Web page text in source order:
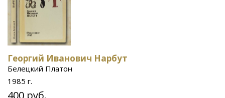
Георгий Иванович Нарбут
Белецкий Платон
1985 г.
400 руб.